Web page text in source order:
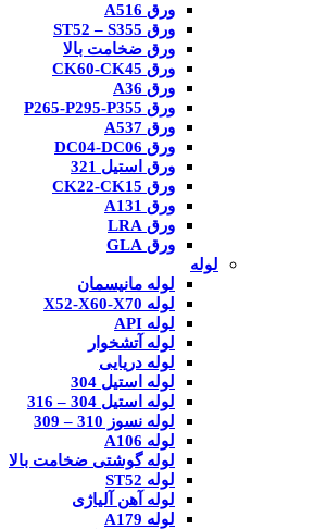
ورق A516
ورق ST52 – S355
ورق ضخامت بالا
ورق CK60-CK45
ورق A36
ورق P265-P295-P355
ورق A537
ورق DC04-DC06
ورق استیل 321
ورق CK22-CK15
ورق A131
ورق LRA
ورق GLA
لوله
لوله مانیسمان
لوله X52-X60-X70
لوله API
لوله آتشخوار
لوله دریایی
لوله استیل 304
لوله استیل 304 – 316
لوله نسوز 310 – 309
لوله A106
لوله گوشتی ضخامت بالا
لوله ST52
لوله آهن آلیاژی
لوله A179